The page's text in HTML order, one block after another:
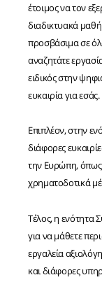
έτοιμος να τον
διαδικτυακά
προσβάσιμα σε
αναζητάτε
ειδικός στην
ευκαιρία για εσάς.
Επιπλέον, στην
διάφορες
την Ευρώπη, όπως
χρηματοδοτικά
Τέλος, η ενότητα
για να μάθετε
εργαλεία
και διάφορες